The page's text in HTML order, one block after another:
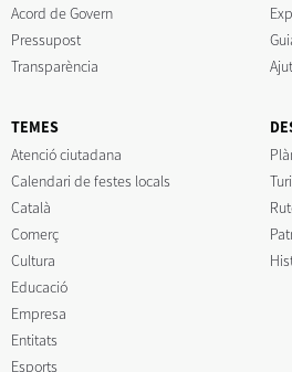
Acord de Govern
Pressupost
Transparència
TEMES
Atenció ciutadana
Calendari de festes locals
Català
Comerç
Cultura
Educació
Empresa
Entitats
Esports